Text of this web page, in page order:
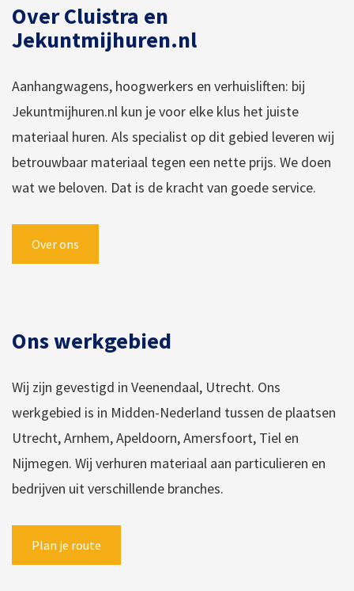
Over Cluistra en
Jekuntmijhuren.nl
Aanhangwagens, hoogwerkers en verhuisliften: bij
Jekuntmijhuren.nl kun je voor elke klus het juiste
materiaal huren. Als specialist op dit gebied leveren wij
betrouwbaar materiaal tegen een nette prijs. We doen
wat we beloven. Dat is de kracht van goede service.
Over ons
Ons werkgebied
Wij zijn gevestigd in Veenendaal, Utrecht. Ons
werkgebied is in Midden-Nederland tussen de plaatsen
Utrecht, Arnhem, Apeldoorn, Amersfoort, Tiel en
Nijmegen. Wij verhuren materiaal aan particulieren en
bedrijven uit verschillende branches.
Plan je route